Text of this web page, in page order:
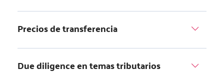
Precios de transferencia
Due diligence en temas tributarios